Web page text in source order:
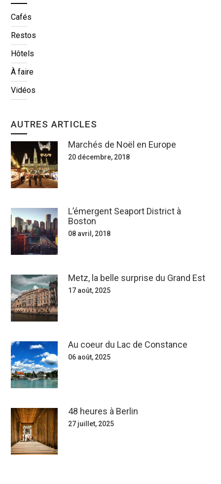
Cafés
Restos
Hôtels
À faire
Vidéos
AUTRES ARTICLES
Marchés de Noël en Europe
20 décembre, 2018
L’émergent Seaport District à
Boston
08 avril, 2018
Metz, la belle surprise du Grand Est
17 août, 2025
Au coeur du Lac de Constance
06 août, 2025
48 heures à Berlin
27 juillet, 2025